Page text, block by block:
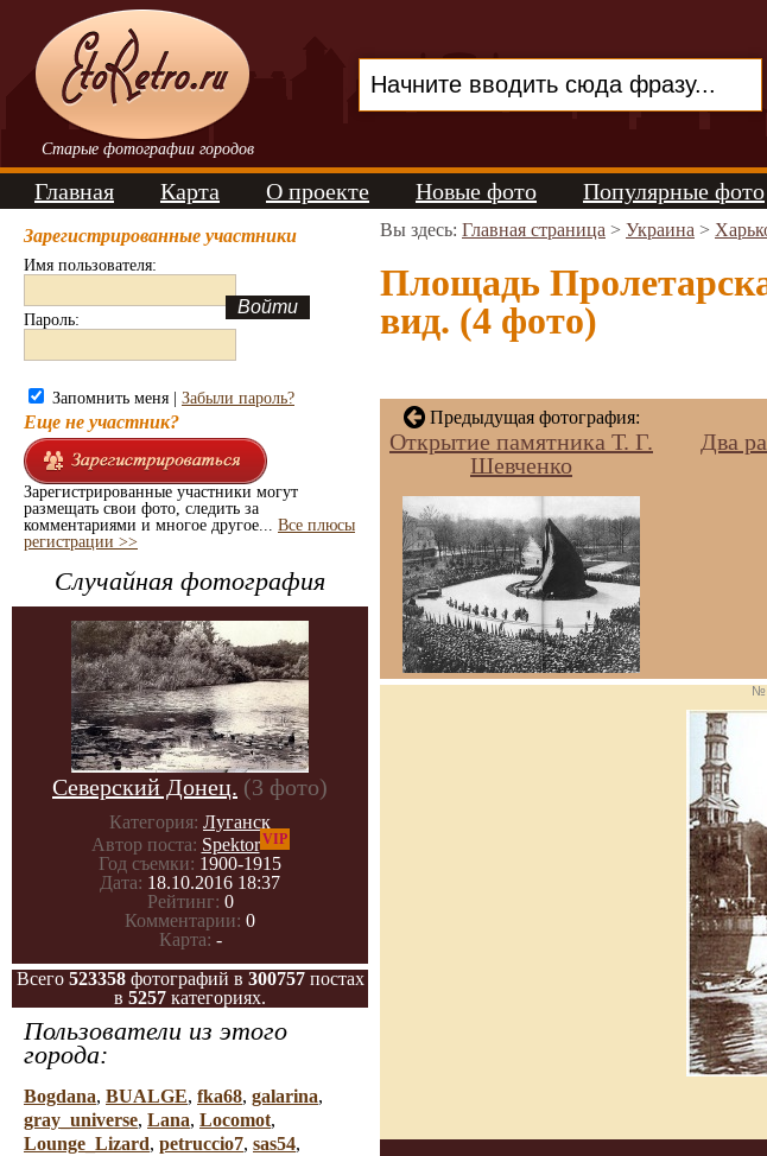
Старые фотографии городов
Главная Карта О проекте Новые фото Популярные фото
Зарегистрированные участники
Имя пользователя:
Пароль:
Запомнить меня | Забыли пароль?
Еще не участник?
Зарегистрированные участники могут
размещать свои фото, следить за
комментариями и многое другое... Все плюсы
регистрации >>
Случайная фотография
Северский Донец. (3 фото)
Категория: Луганск
Автор поста: SpektorVIP
Год съемки: 1900-1915
Дата: 18.10.2016 18:37
Рейтинг: 0
Комментарии: 0
Карта: -
Всего 523358фотографий в 300757постах
в 5257 категориях.
Пользователи из этого
города:
Bogdana, BUALGE, fka68, galarina,
gray_universe, Lana, Locomot,
Lounge_Lizard, petruccio7, sas54,
Вы здесь: Главная страница > Украина >
Площадь
вид. (4 фото)
Предыдущая фотография:
Открытие памятника Т. Г.
Шевченко
Два
№